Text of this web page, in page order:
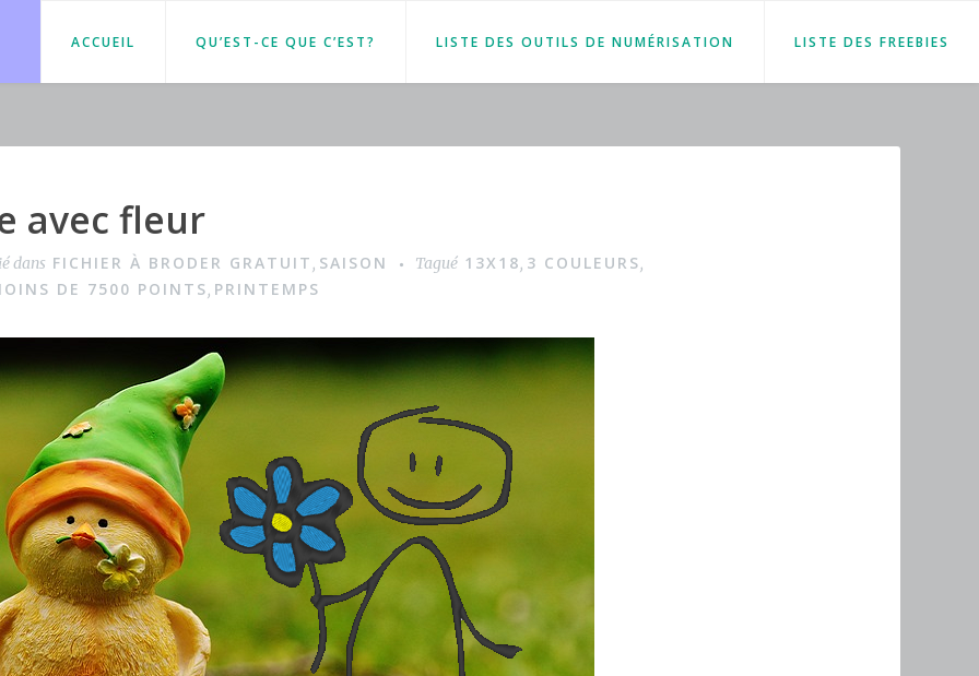
ACCUEIL QU’EST-CE QUE C’EST? LISTE DES OUTILS DE NUMÉRISATION LISTE DES FREEBIES
avec fleur
dans FICHIER À BRODER GRATUIT, SAISON Tagué 13X18, 3 COULEURS,
DE 7500 POINTS, PRINTEMPS